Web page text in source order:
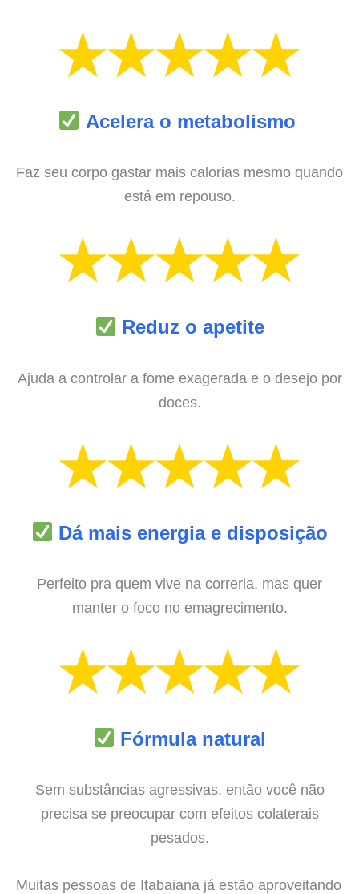
Acelera o metabolismo
Faz seu corpo gastar mais calorias mesmo quando
está em repouso.
Reduz o apetite
Ajuda a controlar a fome exagerada e o desejo por
doces.
Dá mais energia e disposição
Perfeito pra quem vive na correria, mas quer
manter o foco no emagrecimento.
Fórmula natural
Sem substâncias agressivas, então você não
precisa se preocupar com efeitos colaterais
pesados.
Muitas pessoas de Itabaiana já estão aproveitando